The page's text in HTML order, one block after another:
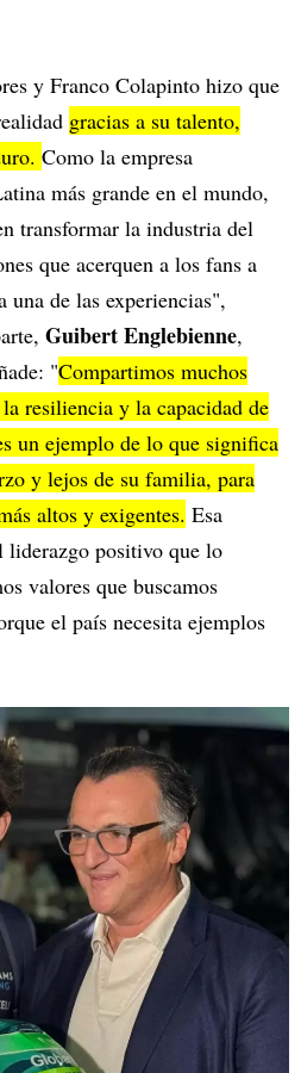
y Franco Colapinto hizo que
gracias a su talento,
Como la empresa
más grande en el mundo,
transformar la industria del
que acerquen a los fans a
una de las experiencias",
Guibert Englebienne,
"Compartimos muchos
resiliencia y la capacidad de
un ejemplo de lo que significa
y lejos de su familia, para
altos y exigentes. Esa
liderazgo positivo que lo
valores que buscamos
el país necesita ejemplos